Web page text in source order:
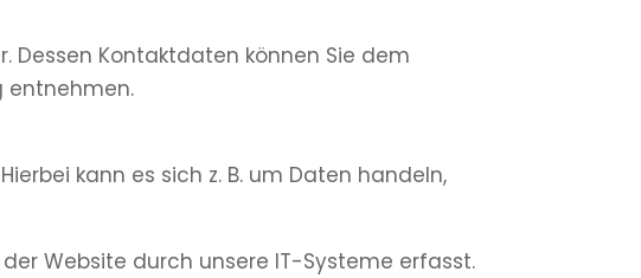
Kontaktdaten können Sie dem
entnehmen.
kann es sich z. B. um Daten handeln,
Website durch unsere IT-Systeme erfasst.